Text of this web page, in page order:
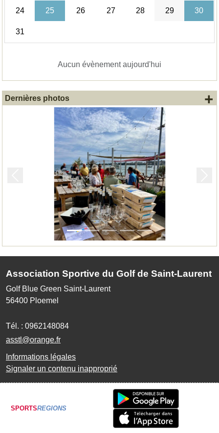
24 25 26 27 28 29 30
31
Aucun évènement aujourd'hui
Dernières photos +
Association Sportive du Golf de Saint-Laurent
Golf Blue Green Saint-Laurent
56400 Ploemel
Tél. : 0962148084
asstl@orange.fr
Informations légales
Signaler un contenu inapproprié
SPORTSREGIONS